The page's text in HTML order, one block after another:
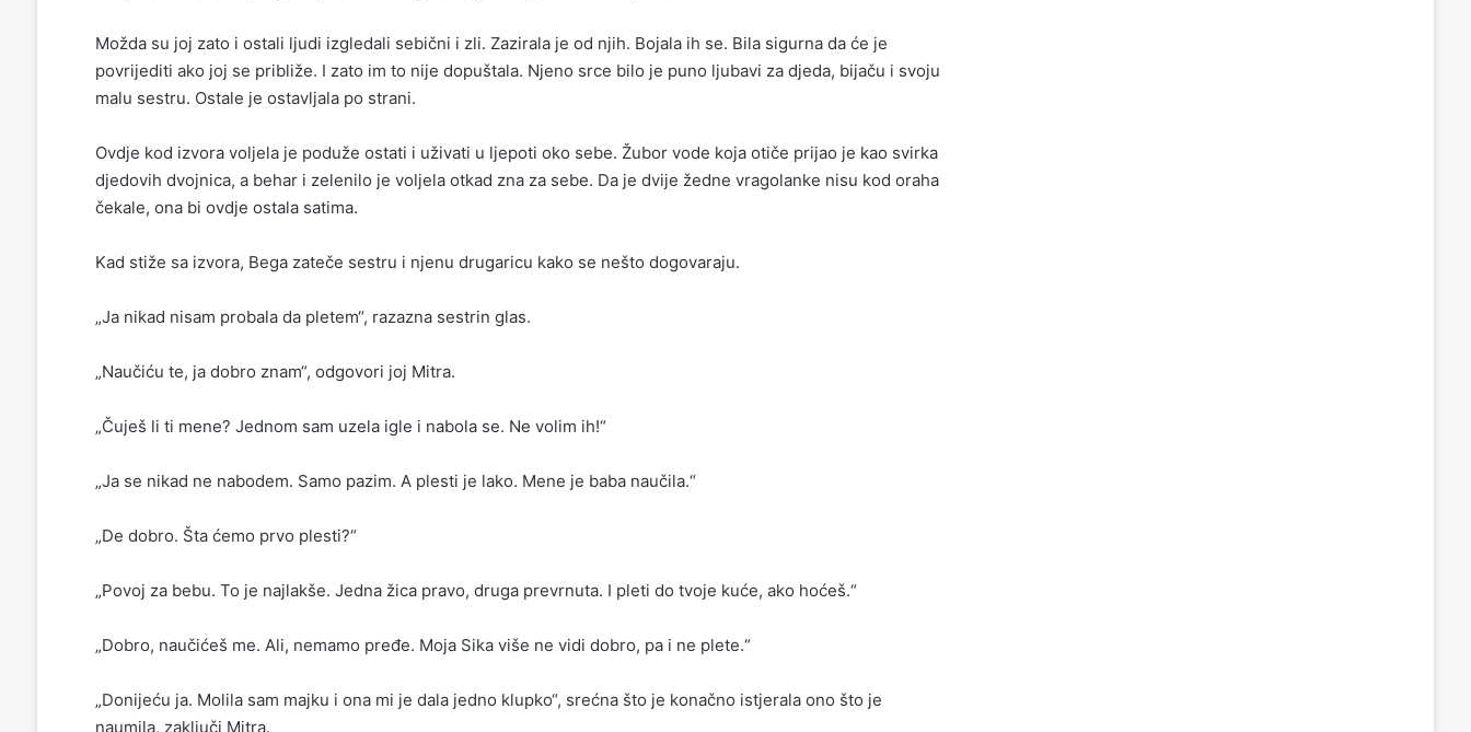
Možda su joj zato i ostali ljudi izgledali sebični i zli. Zazirala je od njih. Bojala ih se. Bila sigurna da će je
povrijediti ako joj se približe. I zato im to nije dopuštala. Njeno srce bilo je puno ljubavi za djeda, bijaču i svoju
malu sestru. Ostale je ostavljala po strani.
Ovdje kod izvora voljela je poduže ostati i uživati u ljepoti oko sebe. Žubor vode koja otiče prijao je kao svirka
djedovih dvojnica, a behar i zelenilo je voljela otkad zna za sebe. Da je dvije žedne vragolanke nisu kod oraha
čekale, ona bi ovdje ostala satima.
Kad stiže sa izvora, Bega zateče sestru i njenu drugaricu kako se nešto dogovaraju.
„Ja nikad nisam probala da pletem“, razazna sestrin glas.
„Naučiću te, ja dobro znam“, odgovori joj Mitra.
„Čuješ li ti mene? Jednom sam uzela igle i nabola se. Ne volim ih!“
„Ja se nikad ne nabodem. Samo pazim. A plesti je lako. Mene je baba naučila.“
„De dobro. Šta ćemo prvo plesti?“
„Povoj za bebu. To je najlakše. Jedna žica pravo, druga prevrnuta. I pleti do tvoje kuće, ako hoćeš.“
„Dobro, naučićeš me. Ali, nemamo pređe. Moja Sika više ne vidi dobro, pa i ne plete.“
„Donijeću ja. Molila sam majku i ona mi je dala jedno klupko“, srećna što je konačno istjerala ono što je
naumila, zaključi Mitra.